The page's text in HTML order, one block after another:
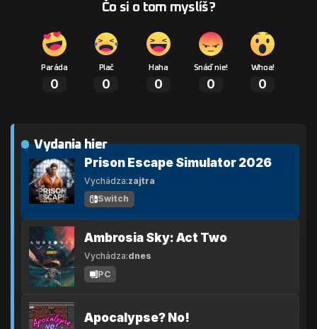
Čo si o tom myslíš?
Paráda
0
Plač
0
Haha
0
Snáď nie!
0
Whoa!
0
Vydania hier
Prison Escape Simulator 2026
Vychádza:zajtra
Switch
Ambrosia Sky: Act Two
Vychádza:dnes
PC
Apocalypse? No!